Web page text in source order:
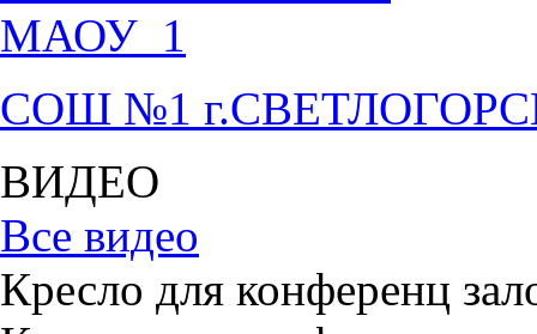
СОШ №1
ВИДЕО
Все видео
Кресло для конференц